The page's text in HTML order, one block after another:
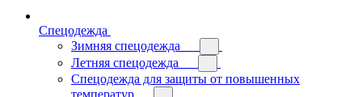
Спецодежда
Зимняя спецодежда
Летняя спецодежда
Спецодежда для защиты от повышенных
температур